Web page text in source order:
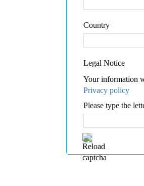
Country
Legal Notice
Your information
Privacy policy
Please type the